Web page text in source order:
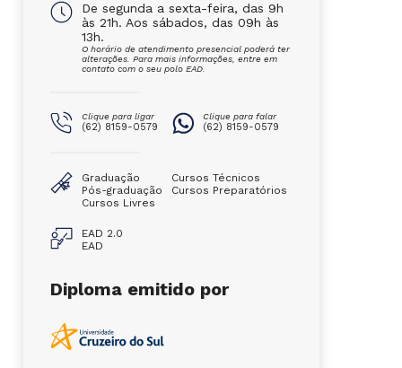
De segunda a sexta-feira, das 9h
às 21h. Aos sábados, das 09h às
13h.
O horário de atendimento presencial poderá ter
alterações. Para mais informações, entre em
contato com o seu polo EAD.
Clique para ligar
(62) 8159-0579
Clique para falar
(62) 8159-0579
Graduação
Pós-graduação
Cursos Livres
Cursos Técnicos
Cursos Preparatórios
EAD 2.0
EAD
Diploma emitido por